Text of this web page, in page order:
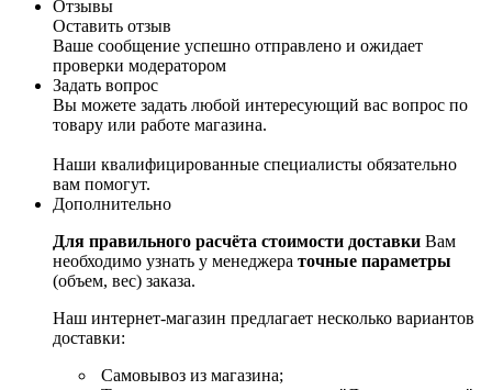
Отзывы
Оставить отзыв
Ваше сообщение успешно отправлено и ожидает
проверки модератором
Задать вопрос
Вы можете задать любой интересующий вас вопрос по
товару или работе магазина.
Наши квалифицированные специалисты обязательно
вам помогут.
Дополнительно
Для правильного расчёта стоимости доставки Вам
необходимо узнать у менеджера точные параметры
(объем, вес) заказа.
Наш интернет-магазин предлагает несколько вариантов
доставки:
Самовывоз из магазина;